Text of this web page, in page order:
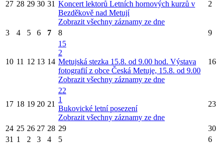
27 28 29 30 31 Koncert lektorů Letních hornových kurzů v
Bezděkově nad Metují
Zobrazit všechny záznamy ze dne
2
3 4 5 6 7 8 9
10 11 12 13 14
15
2
Metujská stezka 15.8. od 9.00 hod. Výstava
fotografií z obce Česká Metuje, 15.8. od 9.00
Zobrazit všechny záznamy ze dne
16
17 18 19 20 21
22
1
Bukovické letní posezení
Zobrazit všechny záznamy ze dne
23
24 25 26 27 28 29
30
31 1 2 3 4 5 6